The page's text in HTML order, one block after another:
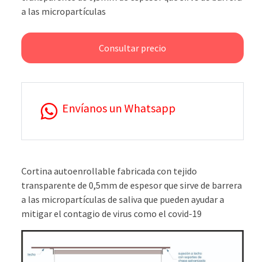
a las micropartículas
Consultar precio
Envíanos un Whatsapp
Cortina autoenrollable fabricada con tejido
transparente de 0,5mm de espesor que sirve de barrera
a las micropartículas de saliva que pueden ayudar a
mitigar el contagio de virus como el covid-19